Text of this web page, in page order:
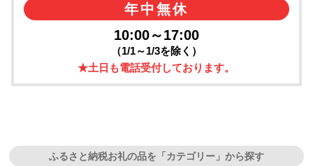
年中無休
10:00～17:00
（1/1～1/3を除く）
★土日も電話受付しております。
ふるさと納税お礼の品を「カテゴリー」から探す